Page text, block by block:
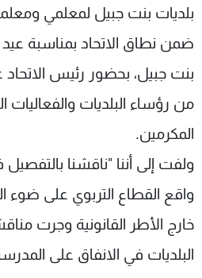
بلديات بنت جبيل لمعلمي
ضمن نطاق الاتحاد بمناسبة
بنت جبيل، بحضور رئيس
من رؤساء البلديات والفعاليات
المكرمين.
ولفت إلى أننا "ناقشنا بالتفصيل
واقع القطاع التربوي على
خارج الأطر القانونية وجرت
البلديات في الانفاق على